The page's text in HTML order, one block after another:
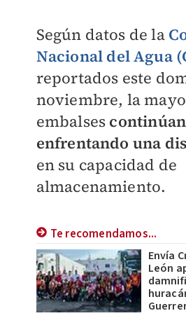
Según datos de la
Nacional del Agua
reportados este
noviembre, la
embalses continúan
enfrentando una
en su capacidad de
almacenamiento.
Te recomendamos...
Envía
León